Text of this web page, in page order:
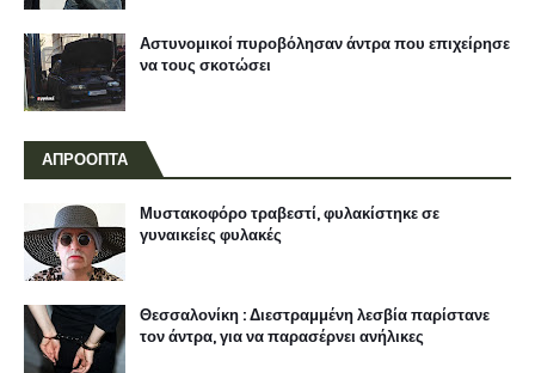
Αστυνομικοί πυροβόλησαν άντρα που επιχείρησε
να τους σκοτώσει
ΑΠΡΟΟΠΤΑ
Μυστακοφόρο τραβεστί, φυλακίστηκε σε
γυναικείες φυλακές
Θεσσαλονίκη : Διεστραμμένη λεσβία παρίστανε
τον άντρα, για να παρασέρνει ανήλικες